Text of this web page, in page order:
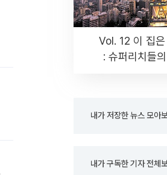
Vol. 12 이 집
: 슈퍼리치들
내가 저장한 뉴스 모아
내가 구독한 기자 전체